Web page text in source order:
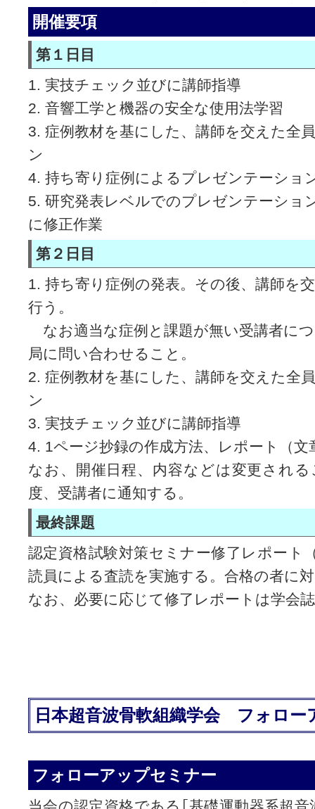
開催要項
第１日目
1. 実技チェック並びに講師指導
2. 音響工学と機器の安全な使用法学習
3. 症例教材を基にした、講師を交えた全
ン
4. 持ち寄り症例によるプレゼンテーショ
5. 研究発表レベルでのプレゼンテーショ
に修正作業
第２日目
1. 持ち寄り症例の発表。その後、講師を
行う。
なお適当な症例と課題が無い受講者に
局に問い合わせること。
2. 症例教材を基にした、講師を交えた全
ン
3. 実技チェック並びに講師指導
4. 1ページ抄録の作成方法、レポート（文
なお、開催日程、内容などは変更され
度、受講者に通知する。
最終課題
認定資格試験対策セミナー修了レポート
読員による査読を実施する。合格の者に
なお、必要に応じて修了レポートは学会
日本超音波骨軟組織学会 フォロー
フォローアップセミナー
当会の認定資格である｢基礎運動器系超